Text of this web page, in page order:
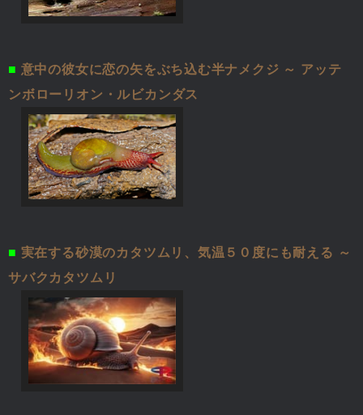
■ 意中の彼女に恋の矢をぶち込む半ナメクジ ～ アッテ
ンボローリオン・ルビカンダス
■ 実在する砂漠のカタツムリ、気温５０度にも耐える ～
サバクカタツムリ